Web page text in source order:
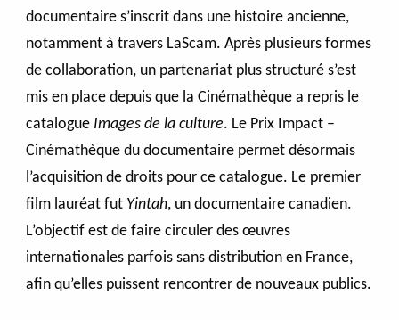
documentaire s’inscrit dans une histoire ancienne,
notamment à travers LaScam. Après plusieurs formes
de collaboration, un partenariat plus structuré s’est
mis en place depuis que la Cinémathèque a repris le
catalogue Images de la culture. Le Prix Impact –
Cinémathèque du documentaire permet désormais
l’acquisition de droits pour ce catalogue. Le premier
film lauréat fut Yintah, un documentaire canadien.
L’objectif est de faire circuler des œuvres
internationales parfois sans distribution en France,
afin qu’elles puissent rencontrer de nouveaux publics.